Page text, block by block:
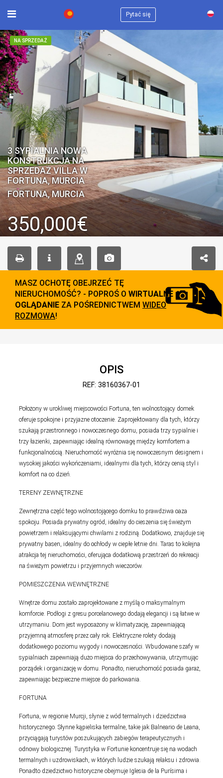
Pytać się
NA SPRZEDAŻ
3 SYPIALNIA NOWA
KONSTRUKCJA NA
SPRZEDAŻ VILLA W
FORTUNA, MURCIA
FORTUNA, MURCIA
350,000€
MASZ OCHOTĘ OBEJRZEĆ TĘ
NIERUCHOMOŚĆ? - POPROŚ O WIRTUALNE
OGLĄDANIE ZA POŚREDNICTWEM WIDEO
ROZMOWA!
OPIS
REF: 38160367-01
Położony w urokliwej miejscowości Fortuna, ten wolnostojący domek
oferuje spokojne i przyjazne otoczenie. Zaprojektowany dla tych, którzy
szukają przestronnego i nowoczesnego domu, posiada trzy sypialnie i
trzy łazienki, zapewniając idealną równowagę między komfortem a
funkcjonalnością. Nieruchomość wyróżnia się nowoczesnym designem i
wysokiej jakości wykończeniami, idealnymi dla tych, którzy cenią styl i
komfort na co dzień.
TERENY ZEWNĘTRZNE
Zewnętrzna część tego wolnostojącego domku to prawdziwa oaza
spokoju. Posiada prywatny ogród, idealny do cieszenia się świeżym
powietrzem i relaksującymi chwilami z rodziną. Dodatkowo, znajduje się
prywatny basen, idealny do ochłody w ciepłe letnie dni. Taras to kolejna
atrakcja tej nieruchomości, oferująca dodatkową przestrzeń do rekreacji
na świeżym powietrzu i przyjemnych wieczorów.
POMIESZCZENIA WEWNĘTRZNE
Wnętrze domu zostało zaprojektowane z myślą o maksymalnym
komforcie. Podłogi z gresu porcelanowego dodają elegancji i są łatwe w
utrzymaniu. Dom jest wyposażony w klimatyzację, zapewniającą
przyjemną atmosferę przez cały rok. Elektryczne rolety dodają
dodatkowego poziomu wygody i nowoczesności. Wbudowane szafy w
sypialniach zapewniają dużo miejsca do przechowywania, utrzymując
porządek i organizację w domu. Ponadto, nieruchomość posiada garaż,
zapewniając bezpieczne miejsce do parkowania.
FORTUNA
Fortuna, w regionie Murcji, słynie z wód termalnych i dziedzictwa
historycznego. Słynne kąpieliska termalne, takie jak Balneario de Leana,
przyciągają turystów poszukujących zabiegów terapeutycznych i
odnowy biologicznej. Turystyka w Fortunie koncentruje się na wodach
termalnych i uzdrowiskach, w których ludzie szukają relaksu i zdrowia.
Ponadto dziedzictwo historyczne obejmuje Iglesia de la Purísima i